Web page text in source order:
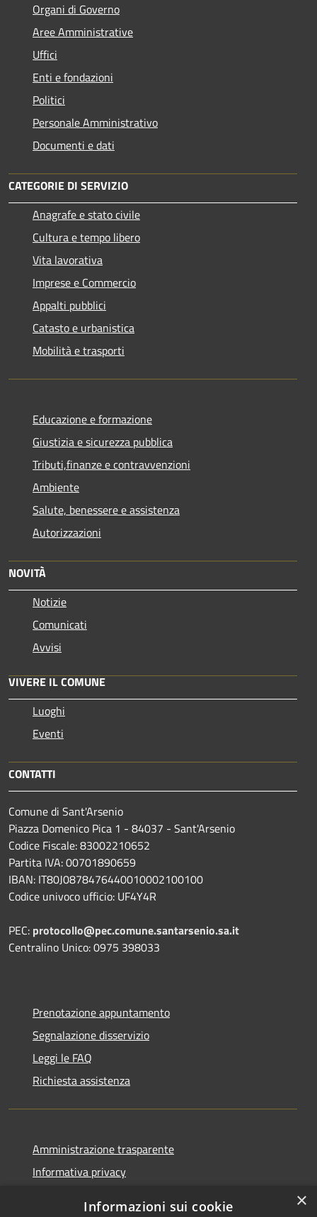
Organi di Governo
Aree Amministrative
Uffici
Enti e fondazioni
Politici
Personale Amministrativo
Documenti e dati
CATEGORIE DI SERVIZIO
Anagrafe e stato civile
Cultura e tempo libero
Vita lavorativa
Imprese e Commercio
Appalti pubblici
Catasto e urbanistica
Mobilità e trasporti
Educazione e formazione
Giustizia e sicurezza pubblica
Tributi,finanze e contravvenzioni
Ambiente
Salute, benessere e assistenza
Autorizzazioni
NOVITÀ
Notizie
Comunicati
Avvisi
VIVERE IL COMUNE
Luoghi
Eventi
CONTATTI
Comune di Sant'Arsenio
Piazza Domenico Pica 1 - 84037 - Sant'Arsenio
Codice Fiscale: 83002210652
Partita IVA: 00701890659
IBAN: IT80J0878476440010002100100
Codice univoco ufficio: UF4Y4R
PEC: protocollo@pec.comune.santarsenio.sa.it
Centralino Unico: 0975 398033
Prenotazione appuntamento
Segnalazione disservizio
Leggi le FAQ
Richiesta assistenza
Amministrazione trasparente
Informativa privacy
×
Informazioni sui cookie